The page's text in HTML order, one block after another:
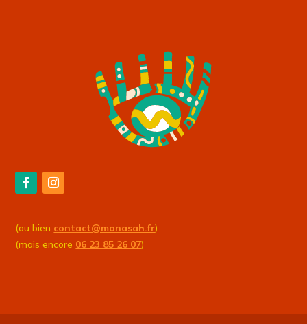
(ou bien contact@manasah.fr)
(mais encore 06 23 85 26 07)